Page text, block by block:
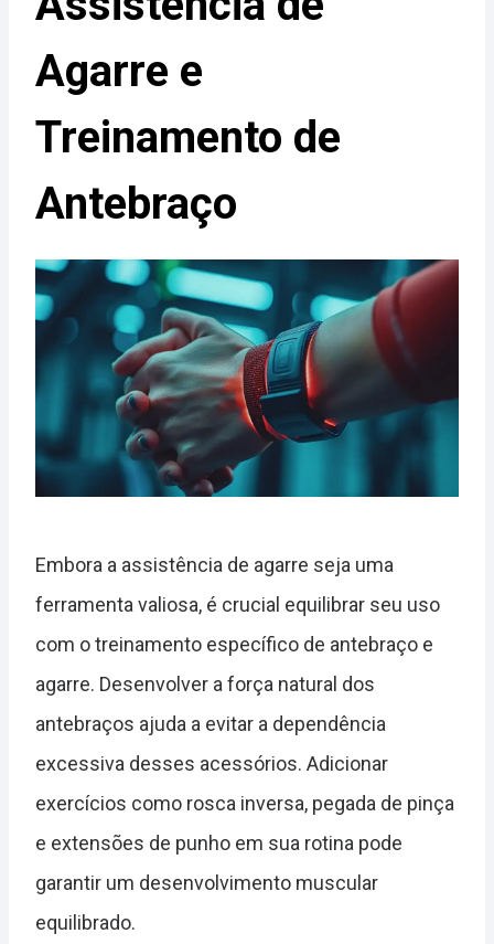
Agarre e
Treinamento de
Antebraço
Embora a assistência de agarre seja uma
ferramenta valiosa, é crucial equilibrar seu uso
com o treinamento específico de antebraço e
agarre. Desenvolver a força natural dos
antebraços ajuda a evitar a dependência
excessiva desses acessórios. Adicionar
exercícios como rosca inversa, pegada de pinça
e extensões de punho em sua rotina pode
garantir um desenvolvimento muscular
equilibrado.